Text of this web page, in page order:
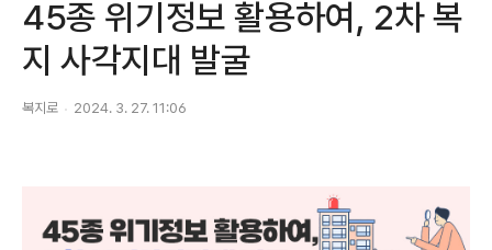
45종 위기정보 활용하여, 2차 복
지 사각지대 발굴
복지로 2024. 3. 27. 11:06